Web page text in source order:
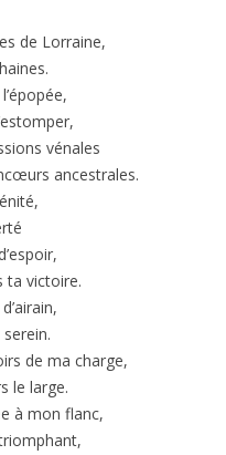
de Lorraine,
vénales
ancestrales.
ta victoire.
de ma charge,
le large.
à mon flanc,